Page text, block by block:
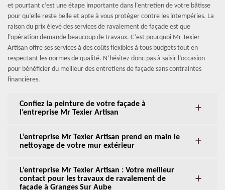
et pourtant c’est une étape importante dans l’entretien de votre bâtisse
pour qu’elle reste belle et apte à vous protéger contre les intempéries. La
raison du prix élevé des services de ravalement de façade est que
l’opération demande beaucoup de travaux. C’est pourquoi Mr Texier
Artisan offre ses services à des coûts flexibles à tous budgets tout en
respectant les normes de qualité. N’hésitez donc pas à saisir l’occasion
pour bénéficier du meilleur des entretiens de façade sans contraintes
financières.
Confiez la peinture de votre façade à
l’entreprise Mr Texier Artisan
L’entreprise Mr Texier Artisan prend en main le
nettoyage de votre mur extérieur
L’entreprise Mr Texier Artisan : Votre meilleur
contact pour les travaux de ravalement de
façade à Granges Sur Aube